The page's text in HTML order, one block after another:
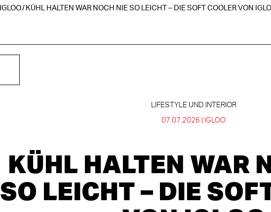
IGLOO KÜHL HALTEN WAR NOCH NIE SO LEICHT – DIE SOFT COOLER VON
LIFESTYLE UND INTERIOR
07.07.2026 | IGLOO
KÜHL HALTEN WAR
SO LEICHT – DIE